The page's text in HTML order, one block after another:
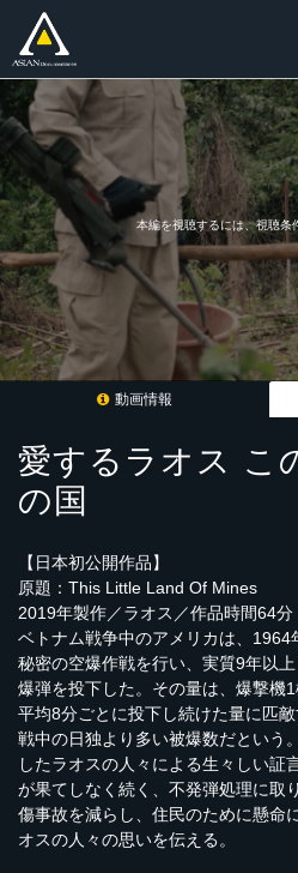
本編を視聴するには、視聴条
動画情報
愛するラオス こ
の国
【日本初公開作品】
原題：This Little Land Of Mines
2019年製作／ラオス／作品時間64分
ベトナム戦争中のアメリカは、
秘密の空爆作戦を行い、実質9年以
爆弾を投下した。その量は、爆撃機
平均8分ごとに投下し続けた量に匹
戦中の日独より多い被爆数だという
したラオスの人々による生々しい証
が果てしなく続く、不発弾処理に取
傷事故を減らし、住民のために懸命
オスの人々の思いを伝える。